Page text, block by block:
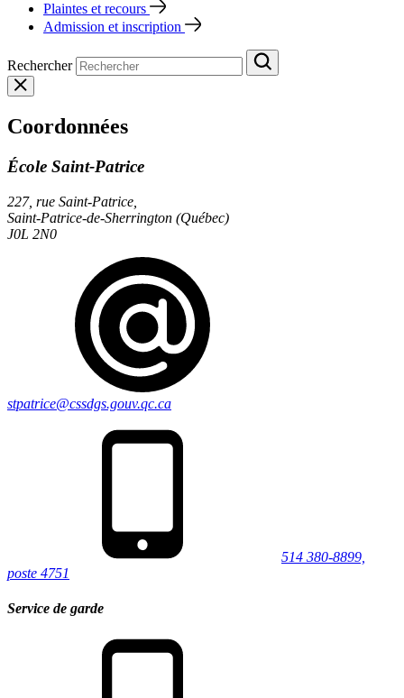
Plaintes et recours
Admission et inscription
Rechercher
Coordonnées
École Saint-Patrice
227, rue Saint-Patrice,
Saint-Patrice-de-Sherrington (Québec)
J0L 2N0
stpatrice@cssdgs.gouv.qc.ca
514 380-8899,
poste 4751
Service de garde